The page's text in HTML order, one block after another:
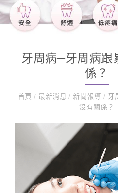
牙周病─牙周病跟
係？
首頁/ 最新消息/ 新聞報導 / 牙
沒有關係？